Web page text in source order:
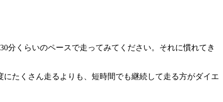
分くらいのペースで走ってみてください。それに慣れてき
たくさん走るよりも、短時間でも継続して走る方がダイエ